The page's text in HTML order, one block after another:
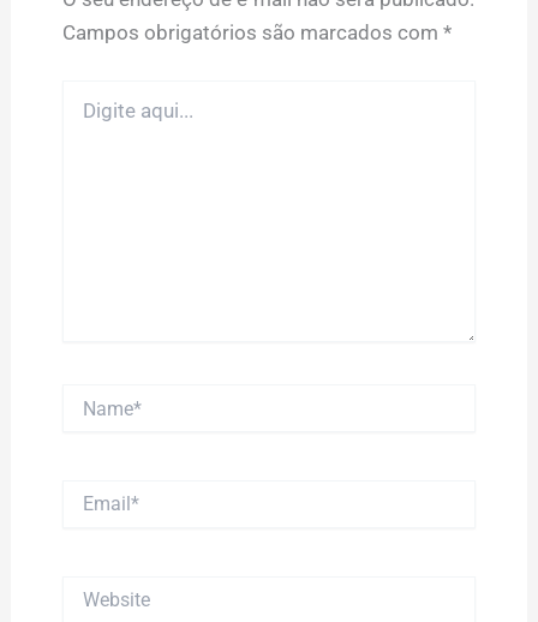
Campos obrigatórios são marcados com *
aqui...